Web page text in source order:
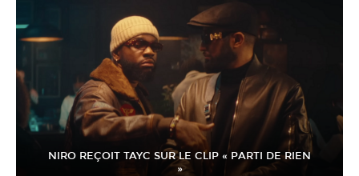
NIRO REÇOIT TAYC SUR LE CLIP « PARTI DE RIEN
»